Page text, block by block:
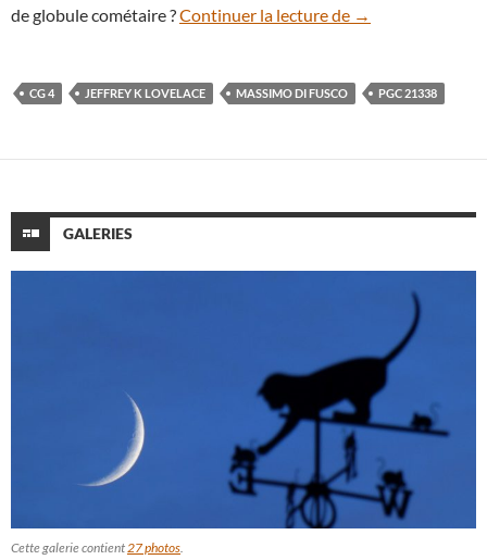
de globule cométaire ?Continuer la lecture de CG 4, le globule
→
CG 4 JEFFREY K LOVELACE MASSIMO DI FUSCO PGC 21338
GALERIES
Cette galerie contient 27 photos